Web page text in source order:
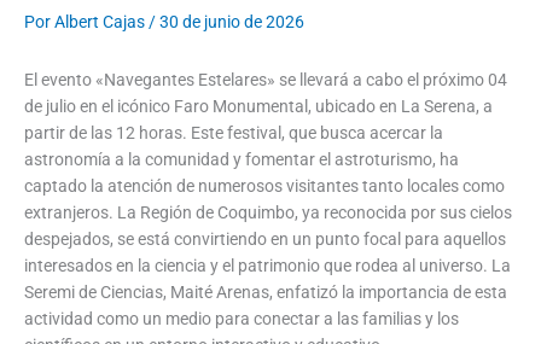
PorAlbert Cajas /30 de junio de 2026
El evento «Navegantes Estelares» se llevará a cabo el próximo 04
de julio en el icónico Faro Monumental, ubicado en La Serena, a
partir de las 12 horas. Este festival, que busca acercar la
astronomía a la comunidad y fomentar el astroturismo, ha
captado la atención de numerosos visitantes tanto locales como
extranjeros. La Región de Coquimbo, ya reconocida por sus cielos
despejados, se está convirtiendo en un punto focal para aquellos
interesados en la ciencia y el patrimonio que rodea al universo. La
Seremi de Ciencias, Maité Arenas, enfatizó la importancia de esta
actividad como un medio para conectar a las familias y los